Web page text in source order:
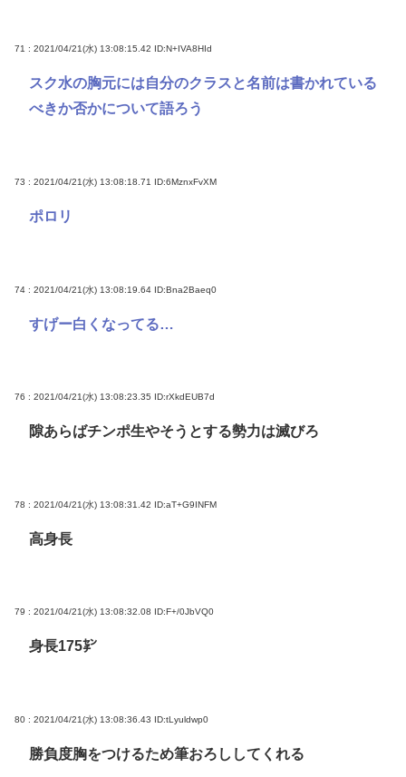
71 : 2021/04/21(水) 13:08:15.42 ID:N+IVA8HId
スク水の胸元には自分のクラスと名前は書かれている
べきか否かについて語ろう
73 : 2021/04/21(水) 13:08:18.71 ID:6MznxFvXM
ポロリ
74 : 2021/04/21(水) 13:08:19.64 ID:Bna2Baeq0
すげー白くなってる…
76 : 2021/04/21(水) 13:08:23.35 ID:rXkdEUB7d
隙あらばチンポ生やそうとする勢力は滅びろ
78 : 2021/04/21(水) 13:08:31.42 ID:aT+G9INFM
高身長
79 : 2021/04/21(水) 13:08:32.08 ID:F+/0JbVQ0
身長175㌢
80 : 2021/04/21(水) 13:08:36.43 ID:tLyuldwp0
勝負度胸をつけるため筆おろししてくれる